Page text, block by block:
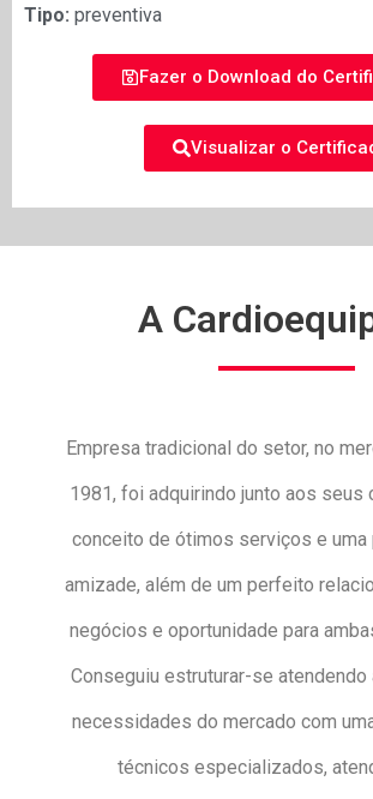
Tipo: preventiva
Fazer o Download do
Visualizar o
A
Empresa tradicional do setor, no
1981, foi adquirindo junto aos seus
conceito de ótimos serviços e uma
amizade, além de um perfeito
negócios e oportunidade para
Conseguiu estruturar-se atendendo
necessidades do mercado com
técnicos especializados,